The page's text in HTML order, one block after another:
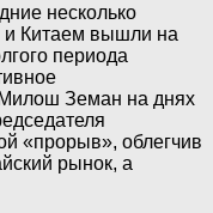
несколько
Китаем вышли на
периода
Милош Земан на днях
«прорыв», облегчив
рынок, а